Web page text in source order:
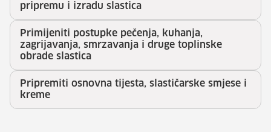
pripremu i izradu slastica
Primijeniti postupke pečenja, kuhanja,
zagrijavanja, smrzavanja i druge toplinske
obrade slastica
Pripremiti osnovna tijesta, slastičarske smjese i
kreme